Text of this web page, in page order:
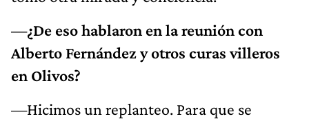
—¿De eso hablaron en la reunión con
Alberto Fernández y otros curas villeros
en Olivos?
—Hicimos un replanteo. Para que se